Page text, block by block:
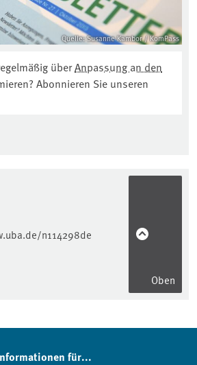
Quelle: Susanne Kambor / KomPass
überAnpassung an den
Abonnieren Sie unseren
n114298de
Oben
für...